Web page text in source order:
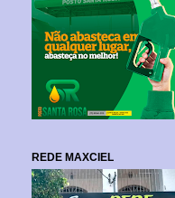
REDE MAXCIEL